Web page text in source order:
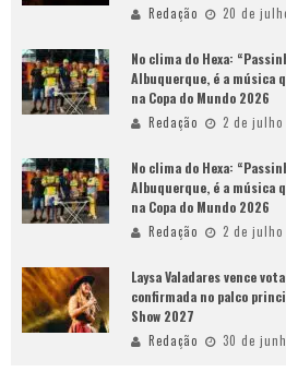
Redação 20 de
No clima do Hexa:
Albuquerque, é a música
na Copa do Mundo 2026
Redação 2 de julho
No clima do Hexa:
Albuquerque, é a música
na Copa do Mundo 2026
Redação 2 de julho
Laysa Valadares vence
confirmada no palco
Show 2027
Redação 30 de